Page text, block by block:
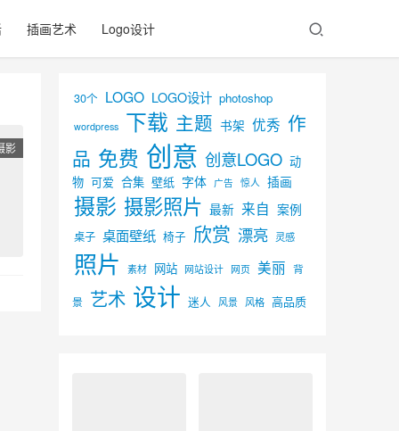
插画艺术 Logo设计
影
30个 LOGO LOGO设计 photoshop
wordpress 下载 主题 书架 优秀 作
品 免费 创意 创意LOGO 动
物 可爱 合集 壁纸 字体 广告 惊人 插画
摄影 摄影照片 最新 来自 案例
桌子 桌面壁纸 椅子 欣赏 漂亮 灵感
照片 素材 网站 网站设计 网页 美丽 背
景 艺术 设计 迷人 风景 风格 高品质